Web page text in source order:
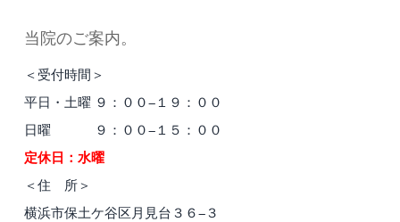
当院のご案内。
＜受付時間＞
平日・土曜 ９：００−１９：００
日曜 ９：００−１５：００
定休日：水曜
＜住 所＞
横浜市保土ケ谷区月見台３６−３